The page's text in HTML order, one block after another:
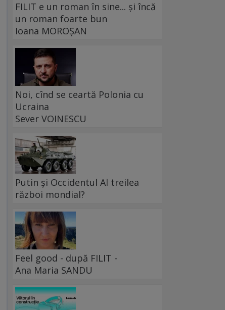
FILIT e un roman în sine... și încă
un roman foarte bun
Ioana MOROȘAN
Noi, cînd se ceartă Polonia cu
Ucraina
Sever VOINESCU
Putin și Occidentul Al treilea
război mondial?
Feel good - după FILIT -
Ana Maria SANDU